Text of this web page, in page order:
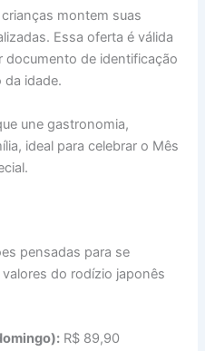
montem suas
Essa oferta é válida
documento de identificação
da idade.
une gastronomia,
ideal para celebrar o Mês
pensadas para se
do rodízio japonês
R$ 89,90